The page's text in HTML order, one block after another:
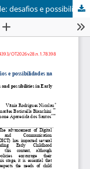
Tecnologias digitais, infância e corporeidade: desafios e possibilidades na Educação Infantil